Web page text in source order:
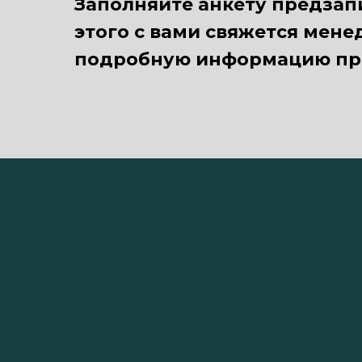
Заполняйте анкету
этого с вами свяжется
подробную информацию